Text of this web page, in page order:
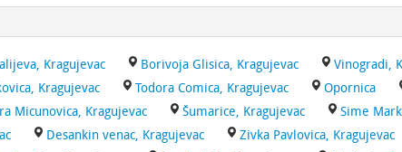
Kragujevac Borivoja Glisica, Kragujevac
Vinogradi,
Kragujevac Todora Comica, Kragujevac Opornica
Micunovica, Kragujevac Šumarice, Kragujevac
Sime
Desankin venac, Kragujevac Zivka Pavlovica, Kragujevac